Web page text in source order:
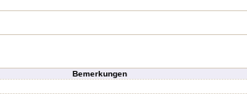
Bemerkungen